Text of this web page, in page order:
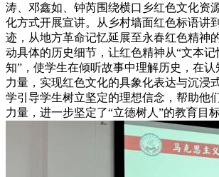
涛、邓鑫如、钟芮围绕横口乡红色文化资
化方式开展宣讲。从乡村墙面红色标语讲
迹，从地方革命记忆延展至永春红色精神
动具体的历史细节，让红色精神从“文本记
知”，使学生在倾听故事中理解历史，在
力量，实现红色文化的具象化表达与沉浸
学引导学生树立坚定的理想信念，帮助他
力量，进一步坚定了“立德树人”的教育目标